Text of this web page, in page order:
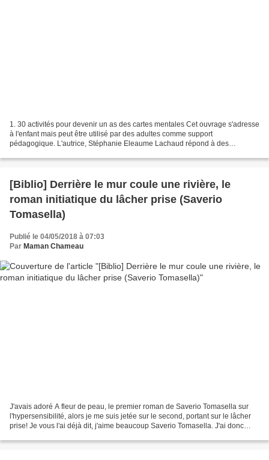
1. 30 activités pour devenir un as des cartes mentales Cet ouvrage s'adresse
à l'enfant mais peut être utilisé par des adultes comme support
pédagogique. L'autrice, Stéphanie Eleaume Lachaud répond à des
[Biblio] Derrière le mur coule une rivière, le
roman initiatique du lâcher prise (Saverio
Tomasella)
Publié le 04/05/2018 à 07:03
Par Maman Chameau
J'avais adoré A fleur de peau, le premier roman de Saverio Tomasella sur
l'hypersensibilité, alors je me suis jetée sur le second, portant sur le lâcher
prise! Je vous l'ai déjà dit, j'aime beaucoup Saverio Tomasella. J'ai donc